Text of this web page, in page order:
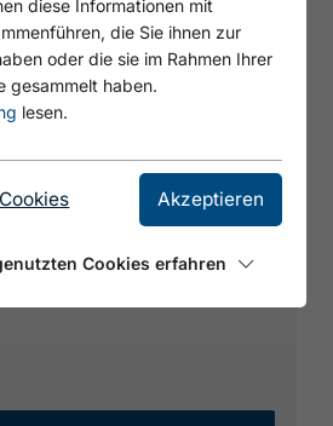
diese Informationen mit
die Sie ihnen zur
oder die sie im Rahmen Ihrer
gesammelt haben.
lesen.
Akzeptieren
Cookies erfahren